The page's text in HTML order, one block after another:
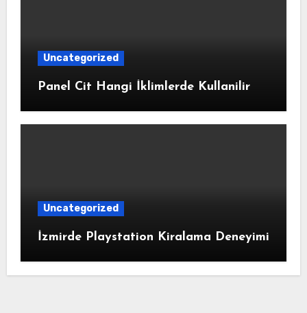
Uncategorized
Panel Cit Hangi İklimlerde Kullanilir
Uncategorized
İzmirde Playstation Kiralama Deneyimi